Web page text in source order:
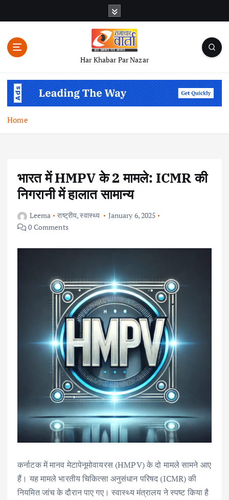
n
Har Khabar Par Nazar
Home
भारत में HMPV के 2 मामले: ICMR की
निगरानी में हालात सामान्य
Leema राष्ट्रीय,स्वास्थ्य
January 6, 2025
0 Comments
कर्नाटक में मानव मेटापेनूमोवायरस (HMPV) के दो मामले सामने आए
हैं। यह मामले भारतीय चिकित्सा अनुसंधान परिषद (ICMR) की
नियमित जांच के दौरान पाए गए। स्वास्थ्य मंत्रालय ने स्पष्ट किया है